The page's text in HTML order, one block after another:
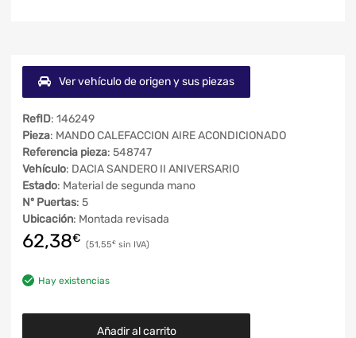
Ver vehículo de origen y sus piezas
RefID: 146249
Pieza: MANDO CALEFACCION AIRE ACONDICIONADO
Referencia pieza: 548747
Vehículo: DACIA SANDERO II ANIVERSARIO
Estado: Material de segunda mano
Nº Puertas: 5
Ubicación: Montada revisada
62,38€ 51,55€
Hay existencias
Añadir al carrito